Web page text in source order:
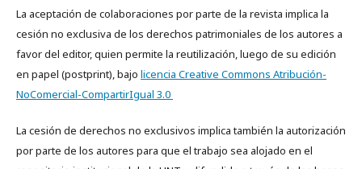
La aceptación de colaboraciones por parte de la revista implica la
cesión no exclusiva de los derechos patrimoniales de los autores a
favor del editor, quien permite la reutilización, luego de su edición
en papel (postprint), bajo licencia Creative Commons Atribución-
NoComercial-CompartirIgual 3.0
La cesión de derechos no exclusivos implica también la autorización
por parte de los autores para que el trabajo sea alojado en el